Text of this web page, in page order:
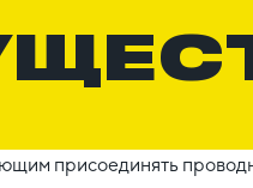
присоединять